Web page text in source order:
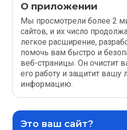
О приложении
Мы просмотрели более 2
сайтов, и их число
легкое расширение,
помочь вам быстро и
веб-страницы. Он очистит
его работу и защитит вашу
информацию.
Это ваш сайт?